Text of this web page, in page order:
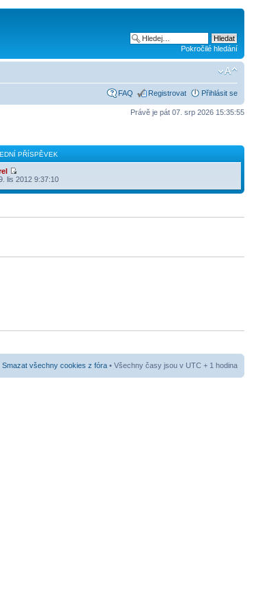
Pokročilé hledání
FAQ Registrovat Přihlásit se
Právě je pát 07. srp 2026 15:35:55
PŘÍSPĚVEK
lis 2012 9:37:10
Smazat všechny cookies z fóra • Všechny časy jsou v UTC + 1 hodina